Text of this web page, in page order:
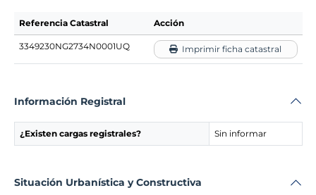
Referencia Catastral Acción
3349230NG2734N0001UQ Imprimir ficha catastral
Información Registral
¿Existen cargas registrales? Sin informar
Situación Urbanística y Constructiva